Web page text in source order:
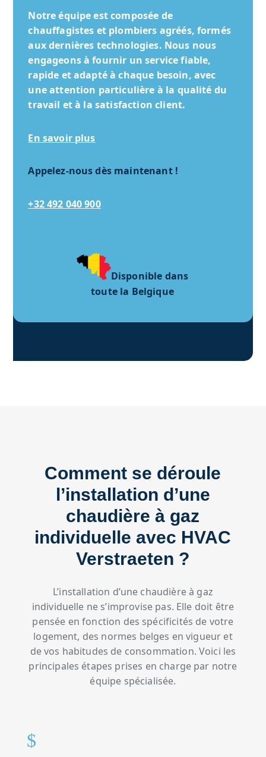
Notre équipe est composée de
chauffagistes et plombiers agréés, formés
aux dernières technologies. Nous nous
engageons à fournir un service fiable,
rapide et adapté à chaque besoin, avec
une attention particulière à la qualité du
travail et à la satisfaction client.
En savoir plus
Appelez-nous dès maintenant !
+32 492 040 900
Disponible dans
toute la Belgique
Comment se déroule
l’installation d’une
chaudière à gaz
individuelle avec HVAC
Verstraeten ?
L’installation d’une chaudière à gaz
individuelle ne s’improvise pas. Elle doit être
pensée en fonction des spécificités de votre
logement, des normes belges en vigueur et
de vos habitudes de consommation. Voici les
principales étapes prises en charge par notre
équipe spécialisée.
$